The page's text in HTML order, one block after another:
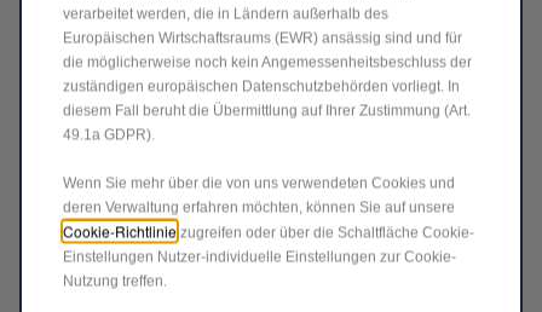
verarbeitet werden, die in Ländern außerhalb des
Europäischen Wirtschaftsraums (EWR) ansässig sind und für
die möglicherweise noch kein Angemessenheitsbeschluss der
zuständigen europäischen Datenschutzbehörden vorliegt. In
diesem Fall beruht die Übermittlung auf Ihrer Zustimmung (Art.
49.1a GDPR).
Wenn Sie mehr über die von uns verwendeten Cookies und
deren Verwaltung erfahren möchten, können Sie auf unsere
Cookie-Richtlinie zugreifen oder über die Schaltfläche Cookie-
Einstellungen Nutzer-individuelle Einstellungen zur Cookie-
Nutzung treffen.